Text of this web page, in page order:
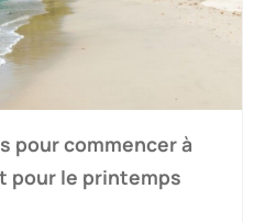
pour commencer à
pour le printemps